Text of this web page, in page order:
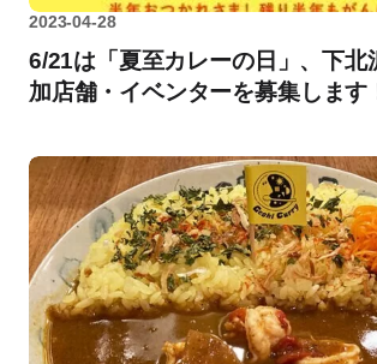
2023-04-28
6/21は「夏至カレーの日」、下北
加店舗・イベンターを募集します